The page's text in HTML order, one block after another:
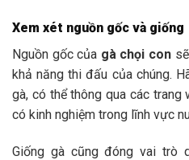
Xem xét nguồn gốc và giống
Nguồn gốc của gà chọi consẽ
khả năng thi đấu của chúng.
gà, có thể thông qua các
có kinh nghiệm trong lĩnh vực
Giống gà cũng đóng vai trò